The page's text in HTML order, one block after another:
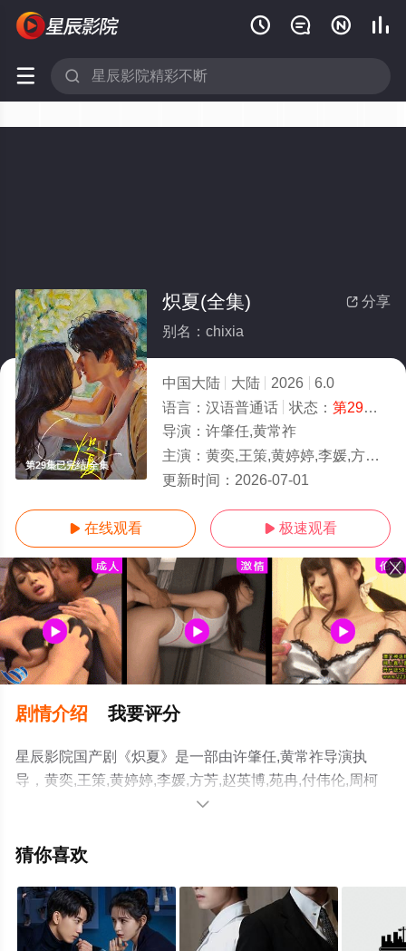
   
 
第29集已完结/全集
 分享
炽夏(全集)
别名：chixia
中国大陆 大陆 2026
6.0
语言： 汉语普通话 状态： 第29集已完结
导演： 许肇任,黄常祚
主演： 黄奕,王策,黄婷婷,李媛,方芳,赵英博,苑冉,付伟伦,周柯宇,包上恩,柯淳,徐
更新时间： 2026-07-01
 在线观看  极速观看
剧情介绍 我要评分
星辰影院国产剧《炽夏》是一部由许肇任,黄常祚导演执
导，黄奕,王策,黄婷婷,李媛,方芳,赵英博,苑冉,付伟伦,周柯
宇,包上恩,柯淳,徐媛屹娜,杨淇源等演员精彩演绎的中国大
播免费观看高清无删减完整版电视剧全集就上星辰影视，
台了解。

猜你喜欢